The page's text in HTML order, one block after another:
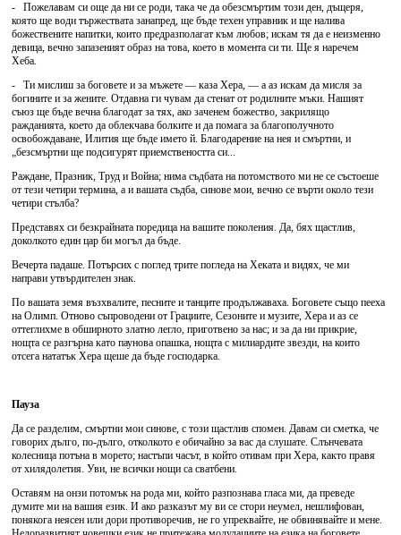
- Пожелавам си още да ни се роди, така че да обезсмъртим този ден, дъщеря,
която ще води тържествата занапред, ще бъде техен управник и ще налива
божествените напитки, които предразполагат към любов; искам тя да е неизменно
девица, вечно запазеният образ на това, което в момента си ти. Ще я наречем
Хеба.
- Ти мислиш за боговете и за мъжете — каза Хера, — а аз искам да мисля за
богините и за жените. Отдавна ги чувам да стенат от родилните мъки. Нашият
съюз ще бъде вечна благодат за тях, ако заченем божество, закрилящо
ражданията, което да облекчава болките и да помага за благополучното
освобождаване, Илития ще бъде името й. Благодарение на нея и смъртни, и
„безсмъртни ще подсигурят приемствеността си...
Раждане, Празник, Труд и Война; нима съдбата на потомството ми не се състоеше
от тези четири термина, а и вашата съдба, синове мои, вечно се върти около тези
четири стълба?
Представях си безкрайната поредица на вашите поколения. Да, бях щастлив,
доколкото един цар би могъл да бъде.
Вечерта падаше. Потърсих с поглед трите погледа на Хеката и видях, че ми
направи утвърдителен знак.
По вашата земя възхвалите, песните и танците продължаваха. Боговете също пееха
на Олимп. Отново съпроводени от Грациите, Сезоните и музите, Хера и аз се
оттеглихме в обширното златно легло, приготвено за нас; и за да ни прикрие,
нощта се разгърна като паунова опашка, нощта с милиардите звезди, на които
отсега нататък Хера щеше да бъде господарка.
Пауза
Да се разделим, смъртни мои синове, с този щастлив спомен. Давам си сметка, че
говорих дълго, по-дълго, отколкото е обичайно за вас да слушате. Слънчевата
колесница потъна в морето; настъпи часът, в който отивам при Хера, както правя
от хилядолетия. Уви, не всички нощи са сватбени.
Оставям на онзи потомък на рода ми, който разпознава гласа ми, да преведе
думите ми на вашия език. И ако разказът му ви се стори неумел, нешлифован,
понякога неясен или дори противоречив, не го упреквайте, не обвинявайте и мене.